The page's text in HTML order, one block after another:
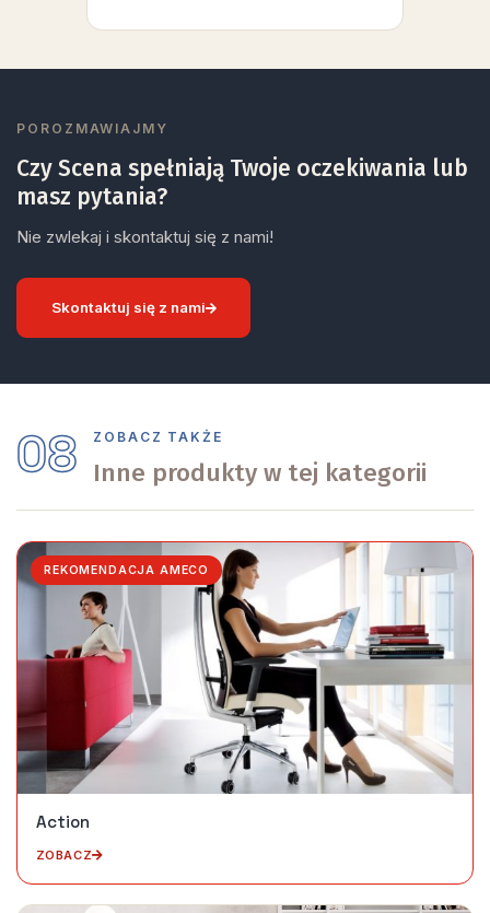
POROZMAWIAJMY
Czy Scena spełniają Twoje oczekiwania lub
masz pytania?
Nie zwlekaj i skontaktuj się z nami!
Skontaktuj się z nami
08 ZOBACZ TAKŻE
Inne produkty w tej kategorii
REKOMENDACJA AMECO
Action
ZOBACZ